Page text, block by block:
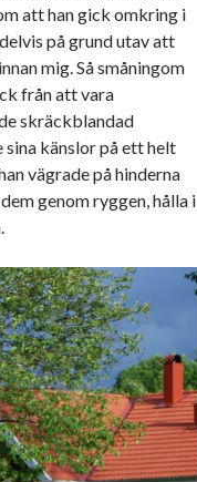
att han gick omkring i
på grund utav att
mig. Så småningom
från att vara
skräckblandad
sina känslor på ett helt
vägrade på hinderna
genom ryggen, hålla i